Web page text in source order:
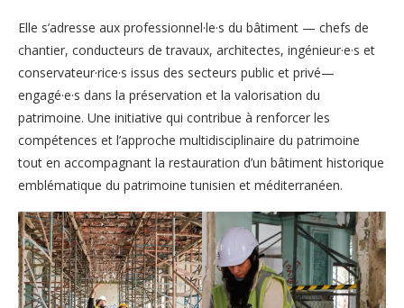
Elle s’adresse aux professionnel·le·s du bâtiment — chefs de
chantier, conducteurs de travaux, architectes, ingénieur·e·s et
conservateur·rice·s issus des secteurs public et privé—
engagé·e·s dans la préservation et la valorisation du
patrimoine. Une initiative qui contribue à renforcer les
compétences et l’approche multidisciplinaire du patrimoine
tout en accompagnant la restauration d’un bâtiment historique
emblématique du patrimoine tunisien et méditerranéen.